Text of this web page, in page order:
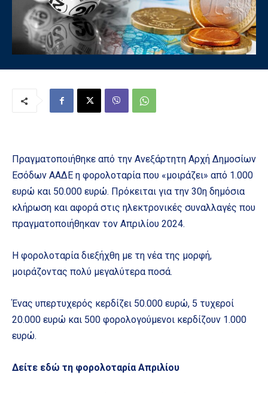
Πραγματοποιήθηκε από την Ανεξάρτητη Αρχή Δημοσίων
Εσόδων ΑΑΔΕ η φορολοταρία που «μοιράζει» από 1.000
ευρώ και 50.000 ευρώ. Πρόκειται για την 30η δημόσια
κλήρωση και αφορά στις ηλεκτρονικές συναλλαγές που
πραγματοποιήθηκαν τον Απριλίου 2024.
Η φορολοταρία διεξήχθη με τη νέα της μορφή,
μοιράζοντας πολύ μεγαλύτερα ποσά.
Ένας υπερτυχερός κερδίζει 50.000 ευρώ, 5 τυχεροί
20.000 ευρώ και 500 φορολογούμενοι κερδίζουν 1.000
ευρώ.
Δείτε εδώ τη φορολοταρία Απριλίου